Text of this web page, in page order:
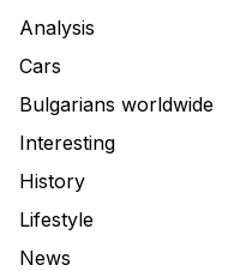
Analysis
Cars
Bulgarians worldwide
Interesting
History
Lifestyle
News